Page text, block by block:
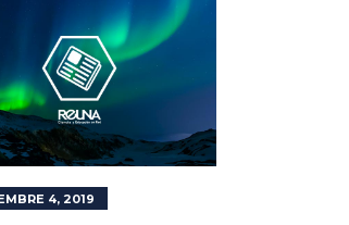
4, 2019